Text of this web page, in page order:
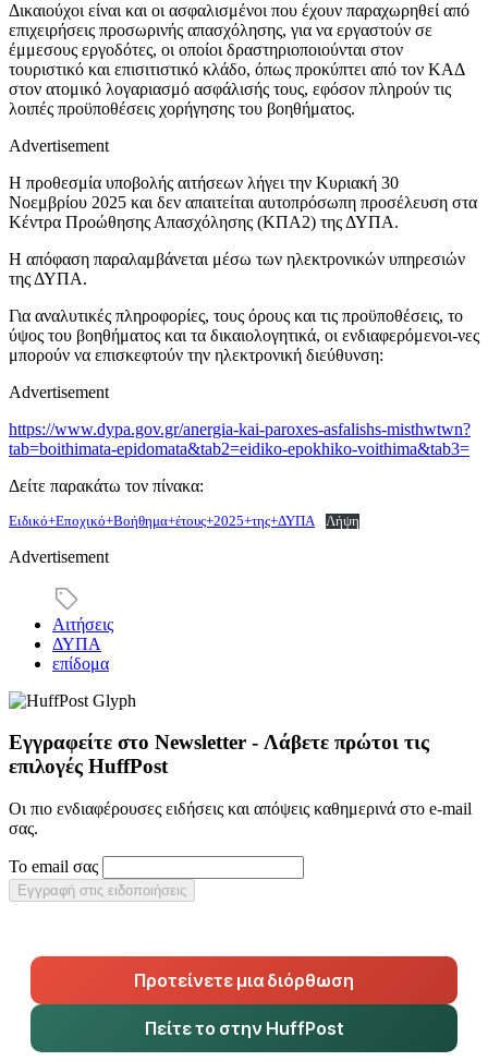
Δικαιούχοι είναι και οι ασφαλισμένοι που έχουν παραχωρηθεί από
επιχειρήσεις προσωρινής απασχόλησης, για να εργαστούν σε
έμμεσους εργοδότες, οι οποίοι δραστηριοποιούνται στον
τουριστικό και επισιτιστικό κλάδο, όπως προκύπτει από τον ΚΑΔ
στον ατομικό λογαριασμό ασφάλισής τους, εφόσον πληρούν τις
λοιπές προϋποθέσεις χορήγησης του βοηθήματος.
Advertisement
Η προθεσμία υποβολής αιτήσεων λήγει την Κυριακή 30
Νοεμβρίου 2025 και δεν απαιτείται αυτοπρόσωπη προσέλευση στα
Κέντρα Προώθησης Απασχόλησης (ΚΠΑ2) της ΔΥΠΑ.
Η απόφαση παραλαμβάνεται μέσω των ηλεκτρονικών υπηρεσιών
της ΔΥΠΑ.
Για αναλυτικές πληροφορίες, τους όρους και τις προϋποθέσεις, το
ύψος του βοηθήματος και τα δικαιολογητικά, οι ενδιαφερόμενοι-νες
μπορούν να επισκεφτούν την ηλεκτρονική διεύθυνση:
Advertisement
https://www.dypa.gov.gr/anergia-kai-paroxes-asfalishs-misthwtwn?
tab=boithimata-epidomata&tab2=eidiko-epokhiko-voithima&tab3=
Δείτε παρακάτω τον πίνακα:
Ειδικό+Εποχικό+Βοήθημα+έτους+2025+της+ΔΥΠΑ Λήψη
Advertisement
Αιτήσεις
ΔΥΠΑ
επίδομα
Εγγραφείτε στο Newsletter - Λάβετε πρώτοι τις
επιλογές HuffPost
Οι πιο ενδιαφέρουσες ειδήσεις και απόψεις καθημερινά στο e-mail
σας.
Το email σας
Εγγραφή στις ειδοποιήσεις
Προτείνετε μια διόρθωση
Πείτε το στην HuffPost